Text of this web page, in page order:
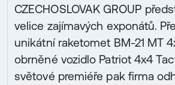
CZECHOSLOVAK GROUP
velice zajímavých exponátů.
unikátní raketomet BM-21 MT
obrněné vozidlo Patriot 4x4
světové premiéře pak firma